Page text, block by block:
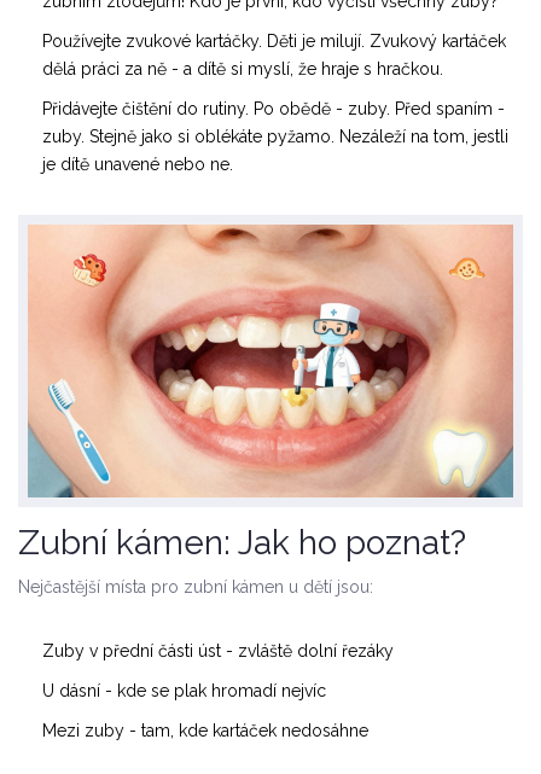
Používejte zvukové kartáčky. Děti je milují. Zvukový kartáček
dělá práci za ně - a dítě si myslí, že hraje s hračkou.
Přidávejte čištění do rutiny. Po obědě - zuby. Před spaním -
zuby. Stejně jako si oblékáte pyžamo. Nezáleží na tom, jestli
je dítě unavené nebo ne.
Zubní kámen: Jak ho poznat?
Nejčastější místa pro zubní kámen u dětí jsou:
Zuby v přední části úst - zvláště dolní řezáky
U dásní - kde se plak hromadí nejvíc
Mezi zuby - tam, kde kartáček nedosáhne